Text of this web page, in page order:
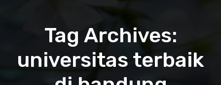
Tag Archives:
universitas terbaik